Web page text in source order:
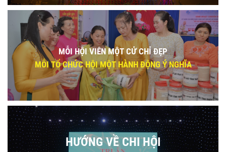
MỖI HỘI VIÊN MỘT CỬ CHỈ ĐẸP
MỖI TỔ CHỨC HỘI MỘT HÀNH ĐỘNG Ý NGHĨA
HƯỚNG VỀ CHI HỘI